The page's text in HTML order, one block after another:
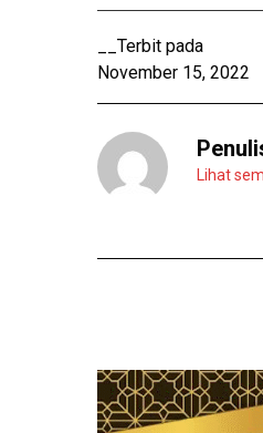
u
a
i
e
d
e
l
y
a
m
u
a
i
g
__Terbit pada
November 15, 2022
Lihat